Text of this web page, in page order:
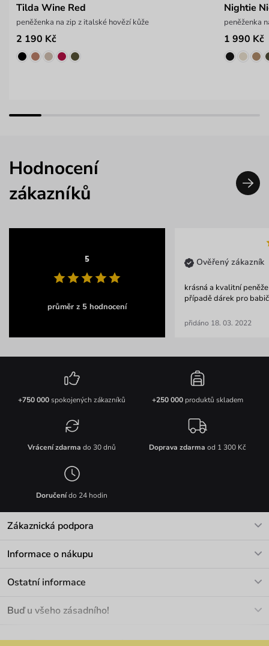
Tilda Wine Red
peněženka na zip z italské hovězí kůže
2 190 Kč
Nightie
peněženka
1 990 Kč
Hodnocení
zákazníků
5
průměr z 5 hodnocení
Ověřený zákazník
krásná a kvalitní
případě dárek pro
přidáno 18. 03. 2022
+750 000spokojených zákazníků +250 000produktů skladem
Vrácení zdarma do 30 dnů Doprava zdarma od 1 300 Kč
Doručenído 24 hodin
Zákaznická podpora
Informace o nákupu
Materiály a údržba
Ostatní informace
Velkoobchod
Buď u všeho zásadního!